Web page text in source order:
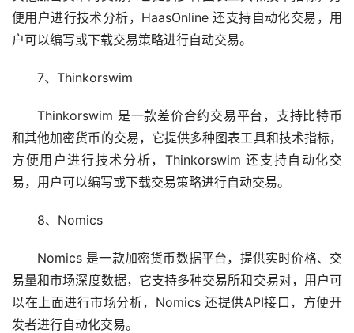
便用户进行技术分析，HaasOnline 还支持自动化交易，用
户可以编写或下载交易策略进行自动交易。
7、Thinkorswim
Thinkorswim 是一款差价合约交易平台，支持比特币
和其他加密货币的交易，它提供多种图表工具和技术指标，
方便用户进行技术分析，Thinkorswim 还支持自动化交
易，用户可以编写或下载交易策略进行自动交易。
8、Nomics
Nomics 是一款加密货币数据平台，提供实时价格、交
易量和市场深度数据，它支持多种交易所和交易对，用户可
以在上面进行市场分析，Nomics 还提供API接口，方便开
发者进行自动化交易。